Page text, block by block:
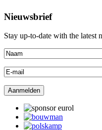
Nieuwsbrief
Stay up-to-date with the latest